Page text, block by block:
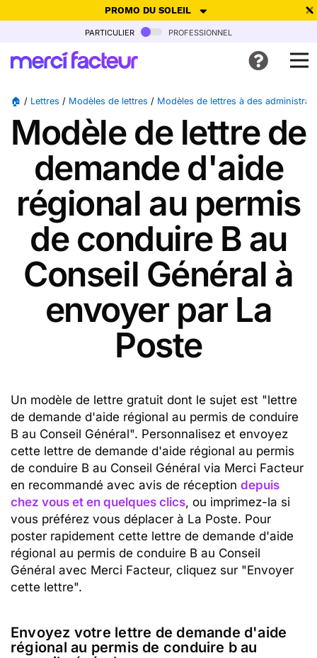
PROMO DU SOLEIL
-30% de réduction avec le code SUMMER26pour envoyer des
Ne plus afficher
particulier professionnel
🏠 / Lettres / Modèles de lettres / Modèles de lettres à des
Modèle de lettre de
demande d'aide
régional au permis
de conduire B au
Conseil Général à
envoyer par La
Poste
Un modèle de lettre gratuit dont le sujet est "lettre
de demande d'aide régional au permis de conduire
B au Conseil Général". Personnalisez et envoyez
cette lettre de demande d'aide régional au permis
de conduire B au Conseil Général via Merci Facteur
en recommandé avec avis de réception depuis
chez vous et en quelques clics, ou imprimez-la si
vous préférez vous déplacer à La Poste. Pour
poster rapidement cette lettre de demande d'aide
régional au permis de conduire B au Conseil
Général avec Merci Facteur, cliquez sur "Envoyer
cette lettre".
Envoyez votre lettre de demande d'aide
régional au permis de conduire b au